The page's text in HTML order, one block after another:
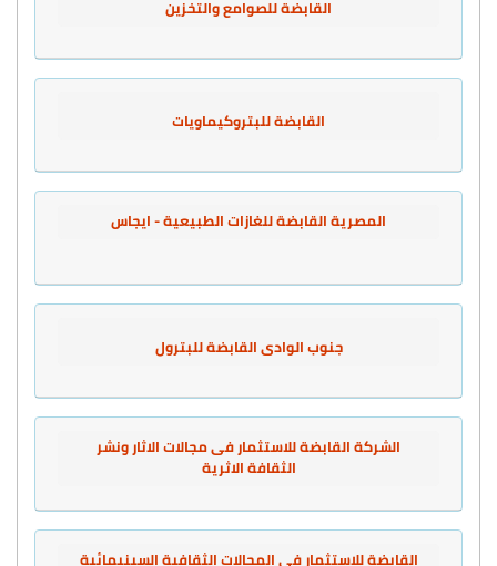
القابضة للصوامع والتخزين
القابضة للبتروكيماويات
المصرية القابضة للغازات الطبيعية - ايجاس
جنوب الوادى القابضة للبترول
الشركة القابضة للاستثمار فى مجالات الاثار ونشر
الثقافة الاثرية
القابضة للاستثمار فى المجالات الثقافية السينيمائية